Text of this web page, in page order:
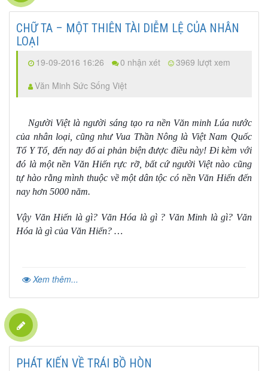
CHỮ TA – MỘT THIÊN TÀI DIỄM LỆ CỦA NHÂN
LOẠI
19-09-2016 16:26 0 nhận xét
3969 lượt xem
Văn Minh Sức Sống Việt
Người Việt là người sáng tạo ra nền Văn minh Lúa nước
của nhân loại, cũng như Vua Thần Nông là Việt Nam Quốc
Tổ Y Tổ, đến nay đố ai phản biện được điều này! Đi kèm với
đó là một nền Văn Hiến rực rỡ, bất cứ người Việt nào cũng
tự hào rằng mình thuộc về một dân tộc có nền Văn Hiến đến
nay hơn 5000 năm.
Vậy Văn Hiến là gì? Văn Hóa là gì ? Văn Minh là gì? Văn
Hóa là gì của Văn Hiến? …
Xem thêm...
PHÁT KIẾN VỀ TRÁI BỒ HÒN